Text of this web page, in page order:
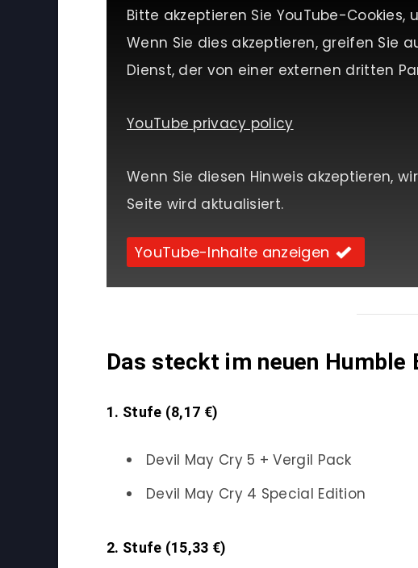
Bitte akzeptieren Sie YouTube-Cookies,
Wenn Sie dies akzeptieren, greifen Sie
Dienst, der von einer externen dritten
YouTube privacy policy
Wenn Sie diesen Hinweis akzeptieren,
Seite wird aktualisiert.
YouTube-Inhalte anzeigen
Das steckt im neuen Humble
1. Stufe (8,17 €)
Devil May Cry 5 + Vergil Pack
Devil May Cry 4 Special Edition
2. Stufe (15,33 €)